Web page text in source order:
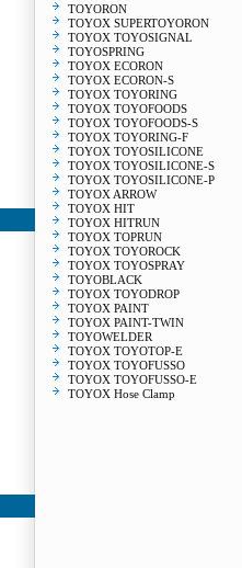
TOYORON
TOYOX SUPERTOYORON
TOYOX TOYOSIGNAL
TOYOSPRING
TOYOX ECORON
TOYOX ECORON-S
TOYOX TOYORING
TOYOX TOYOFOODS
TOYOX TOYOFOODS-S
TOYOX TOYORING-F
TOYOX TOYOSILICONE
TOYOX TOYOSILICONE-S
TOYOX TOYOSILICONE-P
TOYOX ARROW
TOYOX HIT
TOYOX HITRUN
TOYOX TOPRUN
TOYOX TOYOROCK
TOYOX TOYOSPRAY
TOYOBLACK
TOYOX TOYODROP
TOYOX PAINT
TOYOX PAINT-TWIN
TOYOWELDER
TOYOX TOYOTOP-E
TOYOX TOYOFUSSO
TOYOX TOYOFUSSO-E
TOYOX Hose Clamp